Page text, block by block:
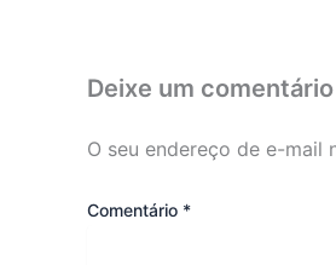
Deixe um comentário
O seu endereço de e-mail
Comentário *